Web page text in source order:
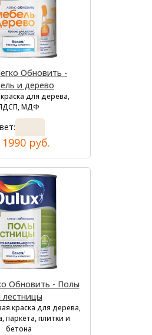
Обновить -
и дерево
для дерева,
МДФ
руб.
Обновить - Полы
лестницы
краска для дерева,
паркета, плитки и
бетона